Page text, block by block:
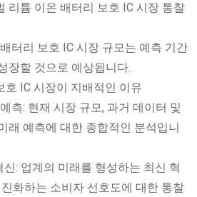
리튬 이온 배터리 보호 IC 시장 통찰
터리 보호 IC 시장 규모는 예측 기간
장할 것으로 예상됩니다.
호 IC 시장이 지배적인 이유
측: 현재 시장 규모, 과거 데이터 및
래 예측에 대한 종합적인 분석입니
: 업계의 미래를 형성하는 최신 혁
화하는 소비자 선호도에 대한 통찰